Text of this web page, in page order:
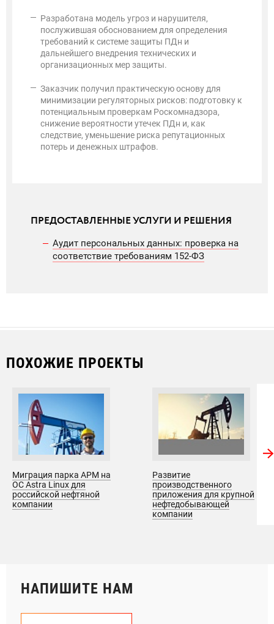
Разработана модель угроз и нарушителя,
послужившая обоснованием для определения
требований к системе защиты ПДн и
дальнейшего внедрения технических и
организационных мер защиты.
Заказчик получил практическую основу для
минимизации регуляторных рисков: подготовку к
потенциальным проверкам Роскомнадзора,
снижение вероятности утечек ПДн и, как
следствие, уменьшение риска репутационных
потерь и денежных штрафов.
ПРЕДОСТАВЛЕННЫЕ УСЛУГИ И РЕШЕНИЯ
Аудит персональных данных: проверка на
соответствие требованиям 152‑ФЗ
ПОХОЖИЕ ПРОЕКТЫ
Миграция парка АРМ на
ОС Astra Linux для
российской нефтяной
компании
Развитие
производственного
приложения для крупной
нефтедобывающей
компании
НАПИШИТЕ НАМ